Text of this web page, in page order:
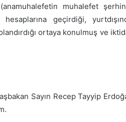
muhalefet
hesaplarına geçirdiği,
ortaya konulmuş ve
Sayın Recep Tayyip